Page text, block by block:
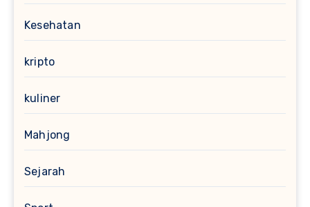
Kesehatan
kripto
kuliner
Mahjong
Sejarah